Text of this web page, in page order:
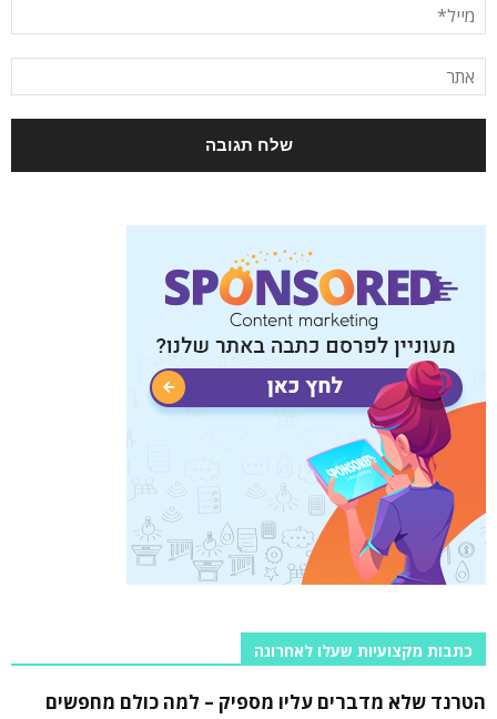
כתבות מקצועיות שעלו לאחרונה
הטרנד שלא מדברים עליו מספיק – למה כולם מחפשים